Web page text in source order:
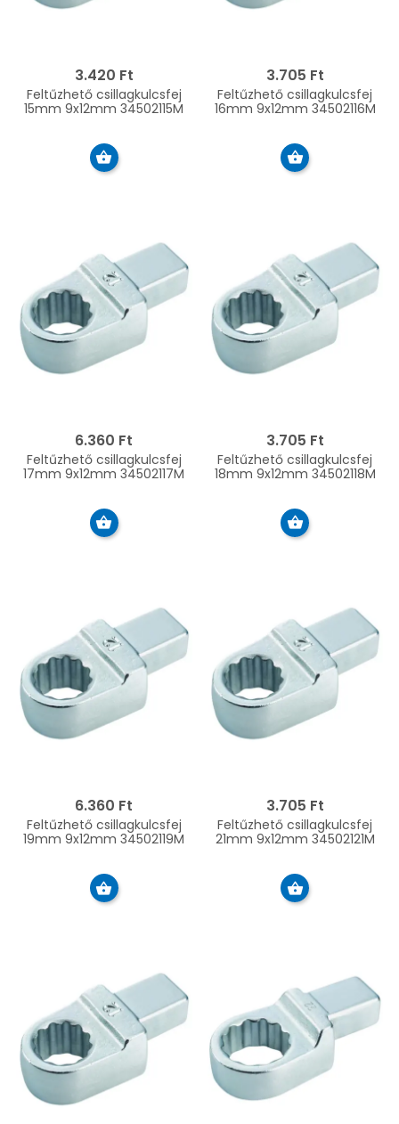
3.420 Ft
Feltűzhető csillagkulcsfej
15mm 9x12mm 34502115M
3.705 Ft
Feltűzhető csillagkulcsfej
16mm 9x12mm 34502116M
6.360 Ft
Feltűzhető csillagkulcsfej
17mm 9x12mm 34502117M
3.705 Ft
Feltűzhető csillagkulcsfej
18mm 9x12mm 34502118M
6.360 Ft
Feltűzhető csillagkulcsfej
19mm 9x12mm 34502119M
3.705 Ft
Feltűzhető csillagkulcsfej
21mm 9x12mm 34502121M